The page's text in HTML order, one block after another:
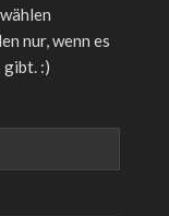
nur, wenn es
:)